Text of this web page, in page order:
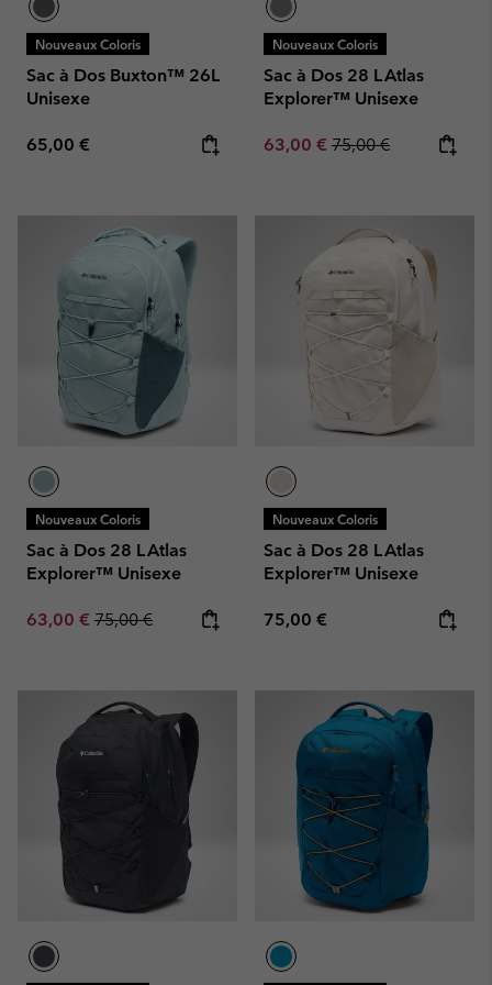
Nouveaux Coloris
Sac à Dos Buxton™ 26L
Unisexe
Regular price:
65,00 €
Nouveaux Coloris
Sac à Dos 28 L Atlas
Explorer™ Unisexe
Sale price:
63,00 € Regular price:
75,00 €
Nouveaux Coloris
Sac à Dos 28 L Atlas
Explorer™ Unisexe
Sale price:
63,00 € Regular price:
75,00 €
Nouveaux Coloris
Sac à Dos 28 L Atlas
Explorer™ Unisexe
Regular price:
75,00 €